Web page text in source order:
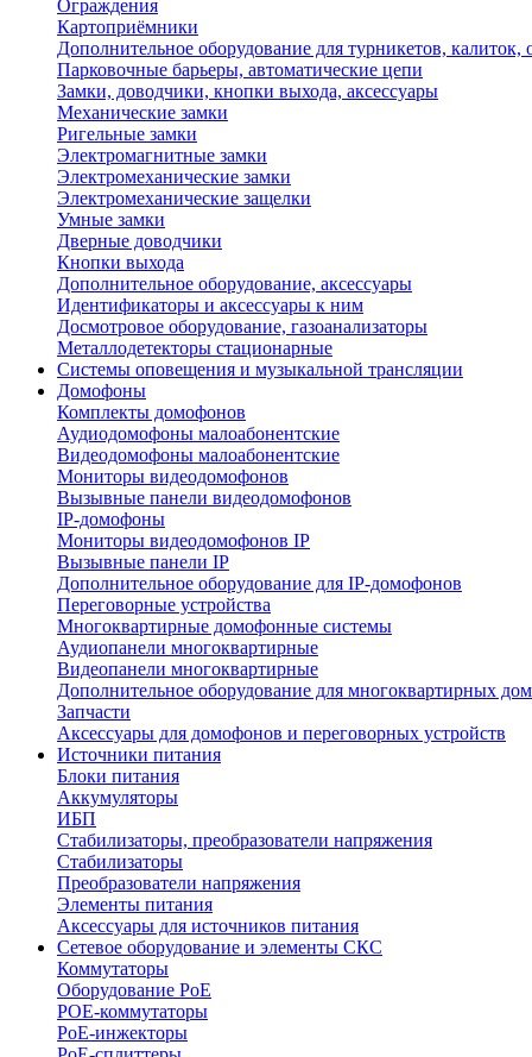
Ограждения
Картоприёмники
Дополнительное оборудование для турникетов, калиток,
Парковочные барьеры, автоматические цепи
Замки, доводчики, кнопки выхода, аксессуары
Механические замки
Ригельные замки
Электромагнитные замки
Электромеханические замки
Электромеханические защелки
Умные замки
Дверные доводчики
Кнопки выхода
Дополнительное оборудование, аксессуары
Идентификаторы и аксессуары к ним
Досмотровое оборудование, газоанализаторы
Металлодетекторы стационарные
Системы оповещения и музыкальной трансляции
Домофоны
Комплекты домофонов
Аудиодомофоны малоабонентские
Видеодомофоны малоабонентские
Мониторы видеодомофонов
Вызывные панели видеодомофонов
IP-домофоны
Мониторы видеодомофонов IP
Вызывные панели IP
Дополнительное оборудование для IP-домофонов
Переговорные устройства
Многоквартирные домофонные системы
Аудиопанели многоквартирные
Видеопанели многоквартирные
Дополнительное оборудование для многоквартирных
Запчасти
Аксессуары для домофонов и переговорных устройств
Источники питания
Блоки питания
Аккумуляторы
ИБП
Стабилизаторы, преобразователи напряжения
Стабилизаторы
Преобразователи напряжения
Элементы питания
Аксессуары для источников питания
Сетевое оборудование и элементы СКС
Коммутаторы
Оборудование PoE
POE-коммутаторы
PoE-инжекторы